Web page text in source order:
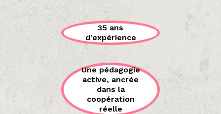
35 ans
d’expérience
Une pédagogie
active, ancrée
dans la
coopération
réelle